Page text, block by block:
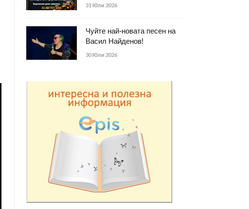
31 Юли 2026
Чуйте най-новата песен на
Васил Найденов!
30 Юли 2026